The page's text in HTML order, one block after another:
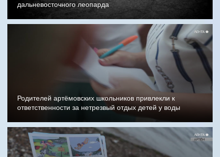
дальневосточного леопарда
Родителей артёмовских школьников привлекли к
ответственности за нетрезвый отдых детей у воды